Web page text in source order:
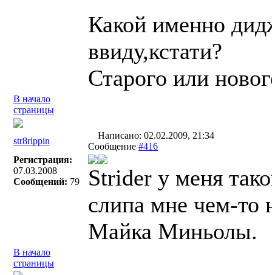
Какой именно
ввиду,кстати?
Старого или
В начало
страницы
str8rippin
Написано: 02.02.2009, 21:34
Сообщение #416
Регистрация:
07.03.2008
Сообщений: 79
Strider у меня
слипа мне чем-то
Майка Миньолы.
В начало
страницы